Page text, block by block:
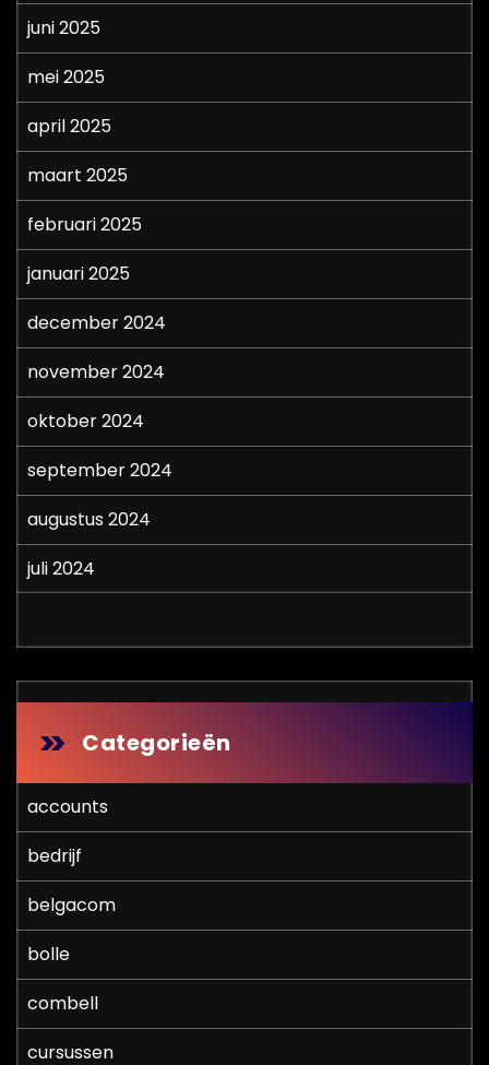
juni 2025
mei 2025
april 2025
maart 2025
februari 2025
januari 2025
december 2024
november 2024
oktober 2024
september 2024
augustus 2024
juli 2024
Categorieën
accounts
bedrijf
belgacom
bolle
combell
cursussen